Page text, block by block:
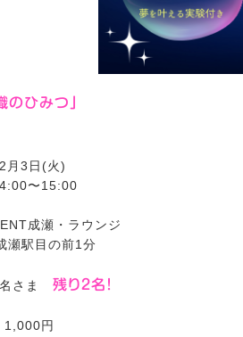
のひみつ」
月3日(火)
15:00
成瀬・ラウンジ
瀬駅目の前1分
名さま 残り2名！
1,000円